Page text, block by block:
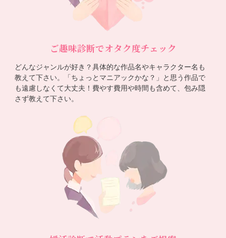
ご趣味診断でオタク度チェック
どんなジャンルが好き？具体的な作品名やキャラクター名も
教えて下さい。「ちょっとマニアックかな？」と思う作品で
も遠慮しなくて大丈夫！費やす費用や時間も含めて、包み隠
さず教えて下さい。